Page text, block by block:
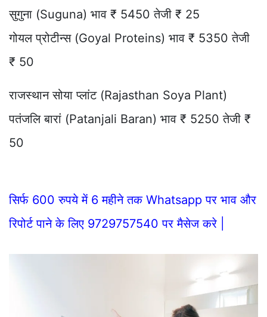
सुगुना (Suguna) भाव ₹ 5450 तेजी ₹ 25
गोयल प्रोटीन्स (Goyal Proteins) भाव ₹ 5350 तेजी
₹ 50
राजस्थान सोया प्लांट (Rajasthan Soya Plant)
पतंजलि बारां (Patanjali Baran) भाव ₹ 5250 तेजी ₹
50
सिर्फ 600 रुपये में 6 महीने तक Whatsapp पर भाव और
रिपोर्ट पाने के लिए 9729757540 पर मैसेज करे |